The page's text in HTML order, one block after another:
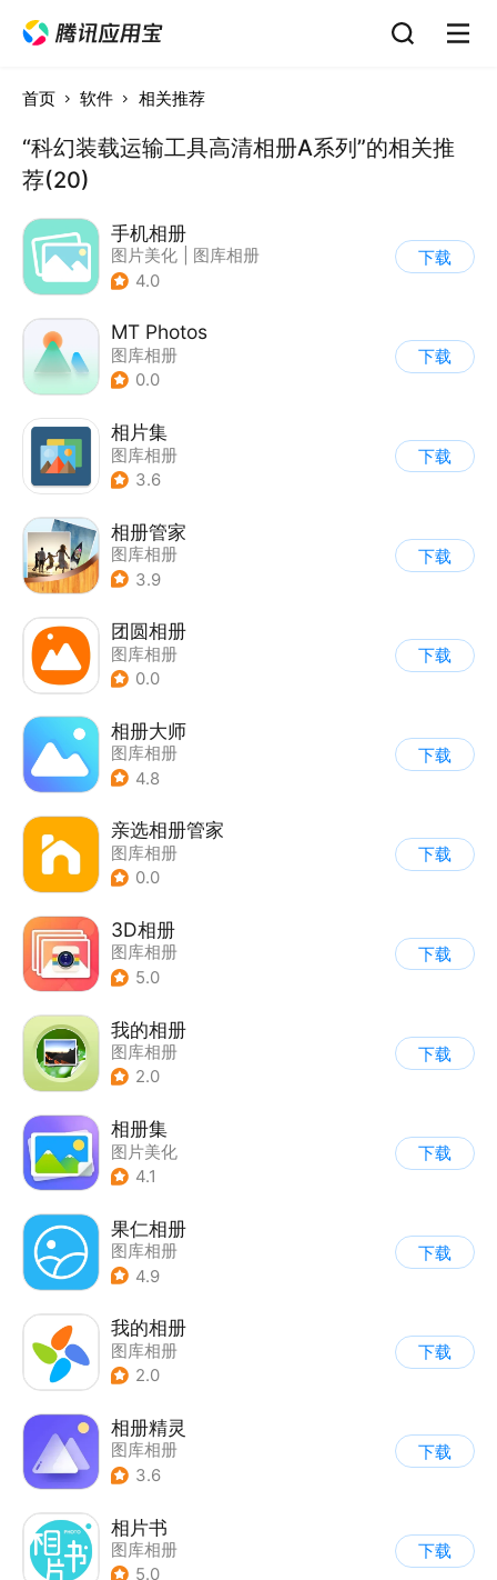
首页 软件 相关推荐
“科幻装载运输工具高清相册A系列”的相关推
荐(20)
手机相册
图片美化
图库相册
4.0
下载
MT Photos
图库相册
0.0
下载
相片集
图库相册
3.6
下载
相册管家
图库相册
3.9
下载
团圆相册
图库相册
0.0
下载
相册大师
图库相册
4.8
下载
亲选相册管家
图库相册
0.0
下载
3D相册
图库相册
5.0
下载
我的相册
图库相册
2.0
下载
相册集
图片美化
4.1
下载
果仁相册
图库相册
4.9
下载
我的相册
图库相册
2.0
下载
相册精灵
图库相册
3.6
下载
相片书
图库相册
5.0
下载